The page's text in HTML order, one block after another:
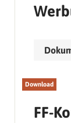
Download
FF-